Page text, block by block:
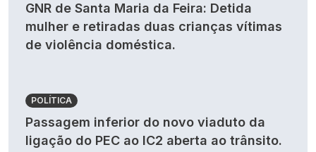
GNR de Santa Maria da Feira: Detida
mulher e retiradas duas crianças vítimas
de violência doméstica.
POLÍTICA
Passagem inferior do novo viaduto da
ligação do PEC ao IC2 aberta ao trânsito.